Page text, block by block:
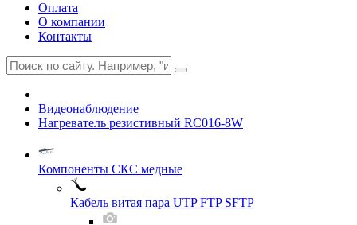
Оплата
О компании
Контакты
Видеонаблюдение
Нагреватель резистивный RС016-8W
Компоненты СКС медные
Кабель витая пара UTP FTP SFTP